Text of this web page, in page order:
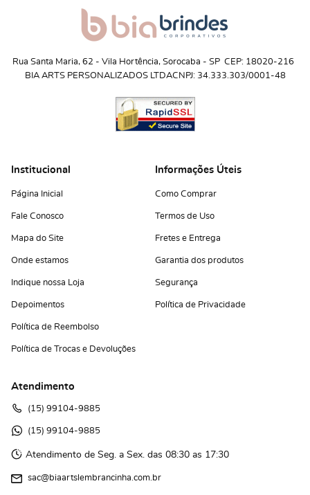
Rua Santa Maria, 62 - Vila Hortência, Sorocaba - SP CEP: 18020-216
BIA ARTS PERSONALIZADOS LTDACNPJ: 34.333.303/0001-48
Institucional
Página Inicial
Fale Conosco
Mapa do Site
Onde estamos
Indique nossa Loja
Depoimentos
Política de Reembolso
Política de Trocas e Devoluções
Informações Úteis
Como Comprar
Termos de Uso
Fretes e Entrega
Garantia dos produtos
Segurança
Política de Privacidade
Atendimento
(15) 99104-9885
(15) 99104-9885
Atendimento de Seg. a Sex. das 08:30 as 17:30
sac@biaartslembrancinha.com.br